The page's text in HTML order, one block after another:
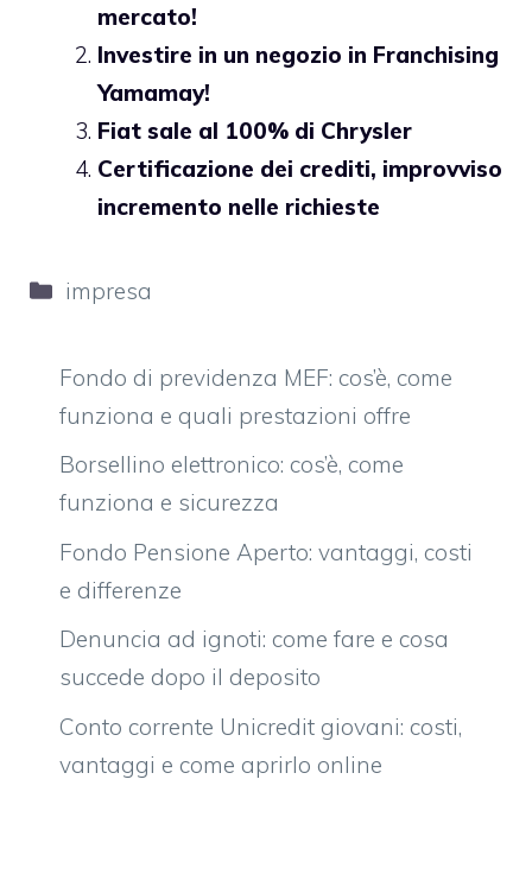
mercato!
Investire in un negozio in Franchising
Yamamay!
Fiat sale al 100% di Chrysler
Certificazione dei crediti, improvviso
incremento nelle richieste
Categorie
impresa
Fondo di previdenza MEF: cos’è, come
funziona e quali prestazioni offre
Borsellino elettronico: cos’è, come
funziona e sicurezza
Fondo Pensione Aperto: vantaggi, costi
e differenze
Denuncia ad ignoti: come fare e cosa
succede dopo il deposito
Conto corrente Unicredit giovani: costi,
vantaggi e come aprirlo online